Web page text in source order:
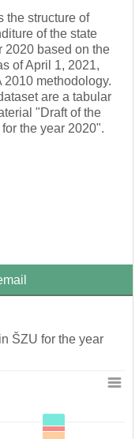
osobné vyrovnania (mill.…
Eur)
Eur)
the structure of
of the state
2020 based on the
of April 1, 2021,
2010 methodology.
are a tabular
"Draft of the
the year 2020".
ŠZU for the year